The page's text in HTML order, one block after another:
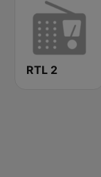
RTL 2